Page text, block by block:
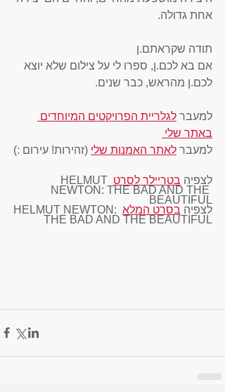
אחת גדולה.
תודה שקראתם.ן
אם בא לכם.ן, ספרו לי על צילום שלא יוצא
לכם.ן מהראש, כבר שנים.
למעבר לגלריית הפרויקטים המיוחדים
באתר שלי
למעבר לאתר האמנות שלי (זהירות! עירום :)
לצפיה בטריילר לסרט HELMUT
NEWTON: THE BAD AND THE
BEAUTIFUL
לצפיה בסרט המלא HELMUT NEWTON:
THE BAD AND THE BEAUTIFUL